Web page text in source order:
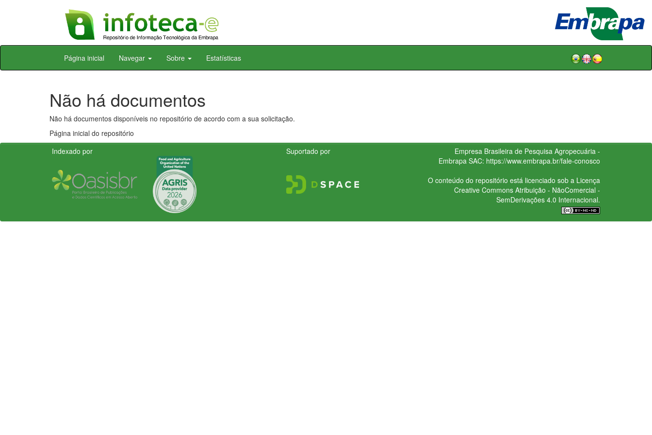
Skip
Página inicial Navegar Sobre Estatísticas
Não há documentos
Não há documentos disponíveis no repositório de acordo com a sua solicitação.
Página inicial do repositório
Indexado por
Suportado por
Empresa Brasileira de Pesquisa Agropecuária -
Embrapa SAC: https://www.embrapa.br/fale-conosco
O conteúdo do repositório está licenciado sob a Licença
Creative CommonsAtribuição - NãoComercial -
SemDerivações 4.0 Internacional.